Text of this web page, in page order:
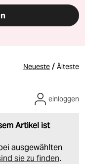
Neueste / Älteste
Artikel ist
ausgewählten
sie zu finden.
einloggen